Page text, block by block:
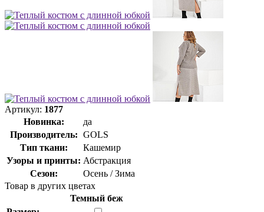
Артикул: 1877
Новинка:
да
Производитель: GOLS
Тип ткани:
Кашемир
Узоры и принты: Абстракция
Сезон:
Осень / Зима
Товар в других цветах
Темный беж